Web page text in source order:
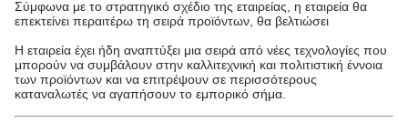
Σύμφωνα με το στρατηγικό σχέδιο της εταιρείας, η εταιρεία θα
επεκτείνει περαιτέρω τη σειρά προϊόντων, θα βελτιώσει
Η εταιρεία έχει ήδη αναπτύξει μια σειρά από νέες τεχνολογίες που
μπορούν να συμβάλουν στην καλλιτεχνική και πολιτιστική έννοια
των προϊόντων και να επιτρέψουν σε περισσότερους
καταναλωτές να αγαπήσουν το εμπορικό σήμα.